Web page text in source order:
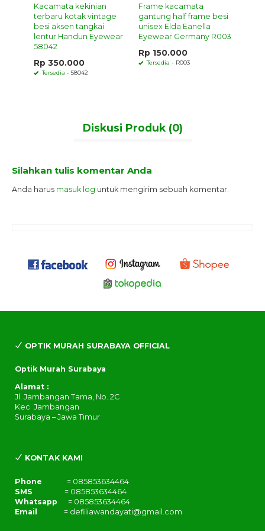
#framebesitipis , #framebulat #framebulattipis #frameelastis
#framekekinian ,#framekorea,#framelentur ,#frameoval , #framevintage
#framevintagekorea,#kacamatabulat #kacamataelastis,#kacamatalentur
#kacamataoval,#kacamatavintage, #optikmurahsurabaya
Kacamata kekinian
terbaru kotak vintage
besi aksen tangkai
lentur Handun Eyewear
58042
Rp 350.000
Tersedia - 58042
Frame kacamata
gantung half frame besi
unisex Elda Eanella
Eyewear Germany R003
Rp 150.000
Tersedia - R003
Diskusi Produk (0)
Silahkan tulis komentar Anda
Anda harus masuk log untuk mengirim sebuah komentar.
OPTIK MURAH SURABAYA OFFICIAL
Optik Murah Surabaya
Alamat :
Jl. Jambangan Tama, No. 2C
Kec Jambangan
Surabaya – Jawa Timur
KONTAK KAMI
Phone = 085853634464
SMS = 085853634464
Whatsapp = 085853634464
Email = defiliawandayati@gmail.com